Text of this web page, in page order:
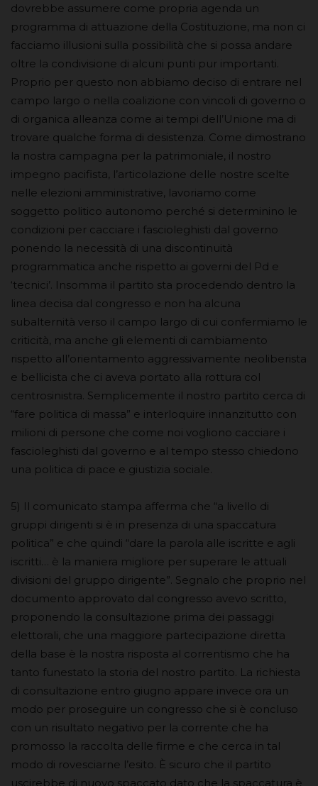
dovrebbe assumere come propria agenda un
programma di attuazione della Costituzione, ma non ci
facciamo illusioni sulla possibilità che si possa andare
oltre la condivisione di alcuni punti pur importanti.
Proprio per questo non abbiamo deciso di entrare nel
campo largo o nella coalizione con vincoli di governo o
di organica alleanza come ai tempi dell’Unione ma di
trovare qualche forma di desistenza. Come dimostrano
la nostra campagna per la patrimoniale, il nostro
impegno pacifista, l’articolazione delle nostre scelte
nelle elezioni amministrative, lavoriamo come
soggetto politico autonomo perché si determinino le
condizioni per cacciare i fascioleghisti dal governo
ponendo la necessità di una discontinuità
programmatica anche rispetto ai governi del Pd e
‘tecnici’. Insomma il partito sta procedendo dentro la
linea decisa dal congresso e non ha alcuna
subalternità verso il campo largo di cui confermiamo le
criticità, ma anche gli elementi di cambiamento
rispetto all’orientamento aggressivamente neoliberista
e bellicista che ci aveva portato alla rottura col
centrosinistra. Semplicemente il nostro partito cerca di
“fare politica di massa” e interloquire innanzitutto con
milioni di persone che come noi vogliono cacciare i
fascioleghisti dal governo e al tempo stesso chiedono
una politica di pace e giustizia sociale.
5) Il comunicato stampa afferma che “a livello di
gruppi dirigenti si è in presenza di una spaccatura
politica” e che quindi “dare la parola alle iscritte e agli
iscritti… è la maniera migliore per superare le attuali
divisioni del gruppo dirigente”. Segnalo che proprio nel
documento approvato dal congresso avevo scritto,
proponendo la consultazione prima dei passaggi
elettorali, che una maggiore partecipazione diretta
della base è la nostra risposta al correntismo che ha
tanto funestato la storia del nostro partito. La richiesta
di consultazione entro giugno appare invece ora un
modo per proseguire un congresso che si è concluso
con un risultato negativo per la corrente che ha
promosso la raccolta delle firme e che cerca in tal
modo di rovesciarne l’esito. È sicuro che il partito
uscirebbe di nuovo spaccato dato che la spaccatura è